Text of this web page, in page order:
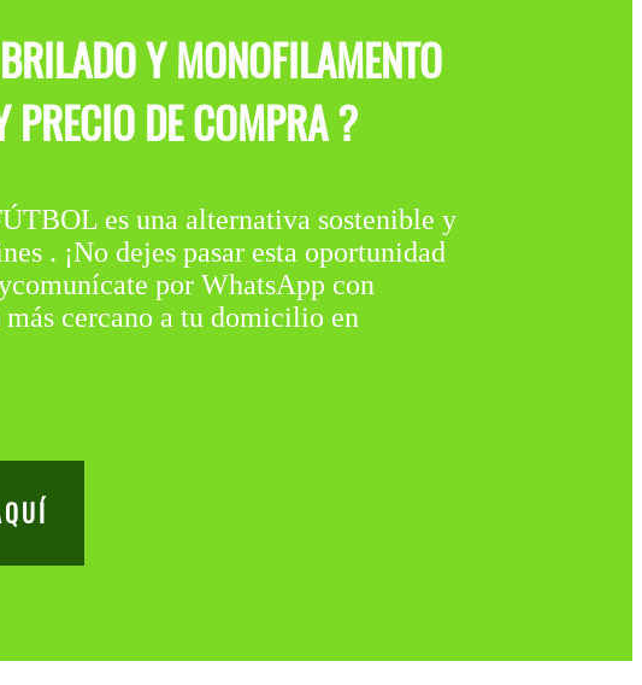
Y MONOFILAMENTO
PRECIO DE COMPRA ?
es una alternativa sostenible y
. ¡No dejes pasar esta oportunidad
por WhatsApp con
cercano a tu domicilio en